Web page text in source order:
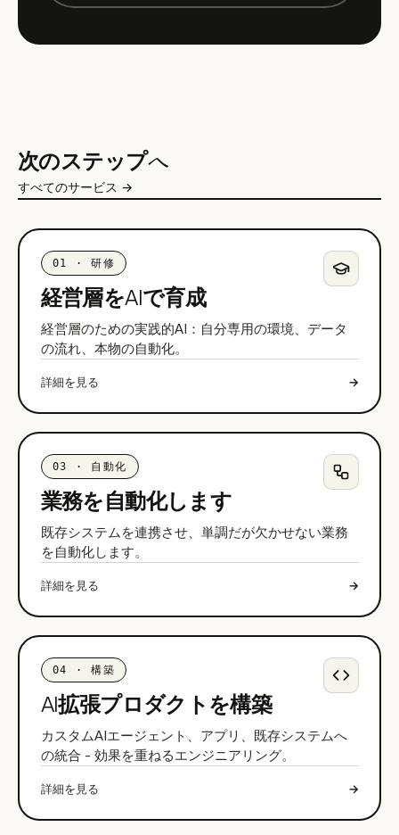
次のステップへ
すべてのサービス →
01 · 研修
経営層をAIで育成
経営層のための実践的AI：自分専用の環境、データ
の流れ、本物の自動化。
詳細を見る →
03 · 自動化
業務を自動化します
既存システムを連携させ、単調だが欠かせない業務
を自動化します。
詳細を見る →
04 · 構築
AI拡張プロダクトを構築
カスタムAIエージェント、アプリ、既存システムへ
の統合 - 効果を重ねるエンジニアリング。
詳細を見る →